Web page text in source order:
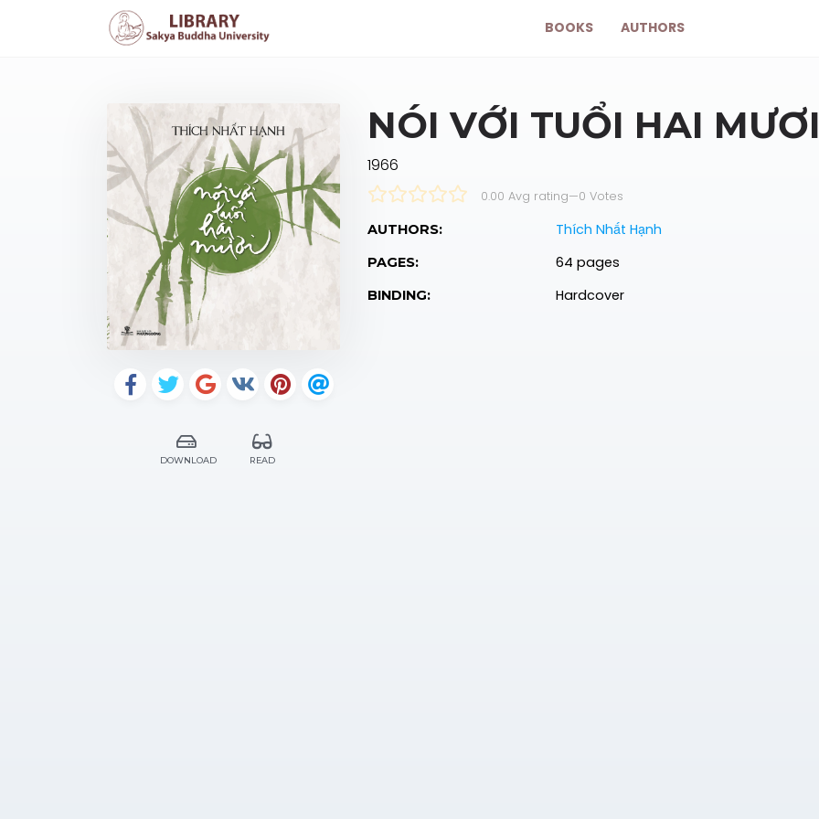
BOOKS AUTHORS
DOWNLOAD READ
NÓI VỚI TUỔI HAI
1966
0.00 Avg rating—0 Votes
AUTHORS: Thích Nhất Hạnh
PAGES: 64 pages
BINDING: Hardcover